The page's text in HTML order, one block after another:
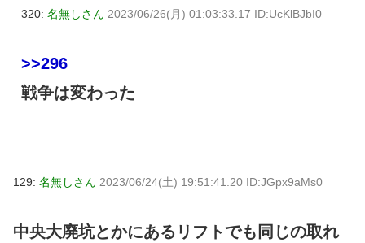
320: 名無しさん 2023/06/26(月) 01:03:33.17 ID:UcKlBJbI0
>>296
戦争は変わった
129: 名無しさん 2023/06/24(土) 19:51:41.20 ID:JGpx9aMs0
中央大廃坑とかにあるリフトでも同じの取れ